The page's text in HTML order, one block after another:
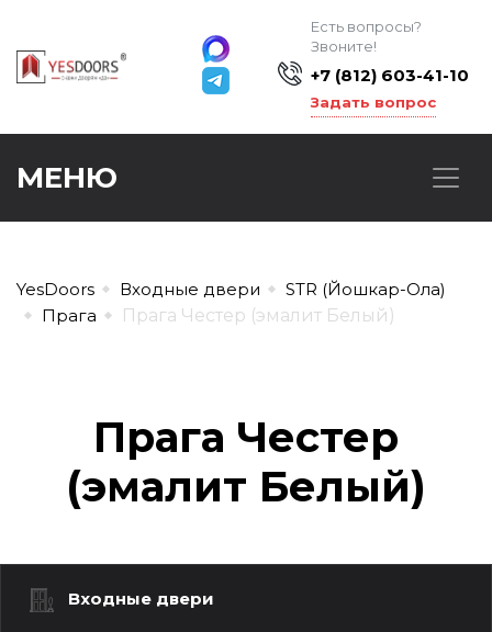
Есть вопросы?
Звоните!
+7 (812) 603-41-10
Задать вопрос
МЕНЮ
YesDoors Входные двери
STR (Йошкар-Ола)
Прага
Прага Честер (эмалит Белый)
Прага Честер
(эмалит Белый)
Входные двери